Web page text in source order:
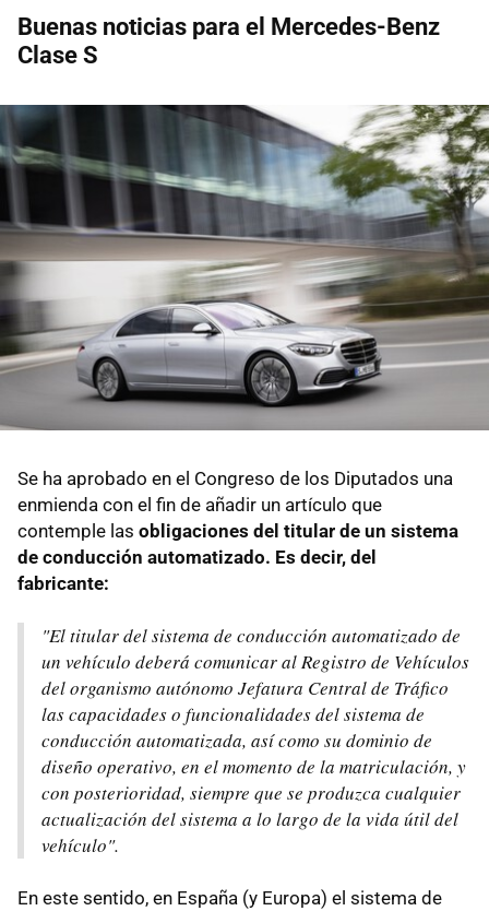
Buenas noticias para el Mercedes-Benz
Clase S
Se ha aprobado en el Congreso de los Diputados una
enmienda con el fin de añadir un artículo que
contemple las obligaciones del titular de un sistema
de conducción automatizado. Es decir, del
fabricante:
"El titular del sistema de conducción automatizado de
un vehículo deberá comunicar al Registro de Vehículos
del organismo autónomo Jefatura Central de Tráfico
las capacidades o funcionalidades del sistema de
conducción automatizada, así como su dominio de
diseño operativo, en el momento de la matriculación, y
con posterioridad, siempre que se produzca cualquier
actualización del sistema a lo largo de la vida útil del
vehículo".
En este sentido, en España (y Europa) el sistema de